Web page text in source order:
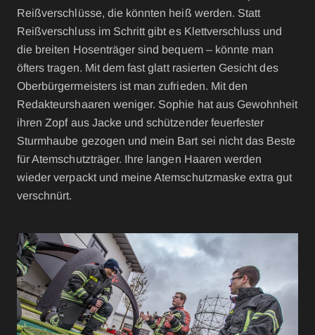
Reißverschlüsse, die könnten heiß werden. Statt
Reißverschluss im Schritt gibt es Klettverschluss und
die breiten Hosenträger sind bequem – könnte man
öfters tragen. Mit dem fast glatt rasierten Gesicht des
Oberbürgermeisters ist man zufrieden. Mit den
Redakteurshaaren weniger. Sophie hat aus Gewohnheit
ihren Zopf aus Jacke und schützender feuerfester
Sturmhaube gezogen und mein Bart sei nicht das Beste
für Atemschutzträger. Ihre langen Haaren werden
wieder verpackt und meine Atemschutzmaske extra gut
verschnürt.